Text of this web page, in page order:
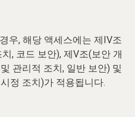
우, 해당 액세스에는 제IV조
, 코드 보안), 제V조(보안 개
관리적 조치, 일반 보안) 및
정 조치)가 적용됩니다.